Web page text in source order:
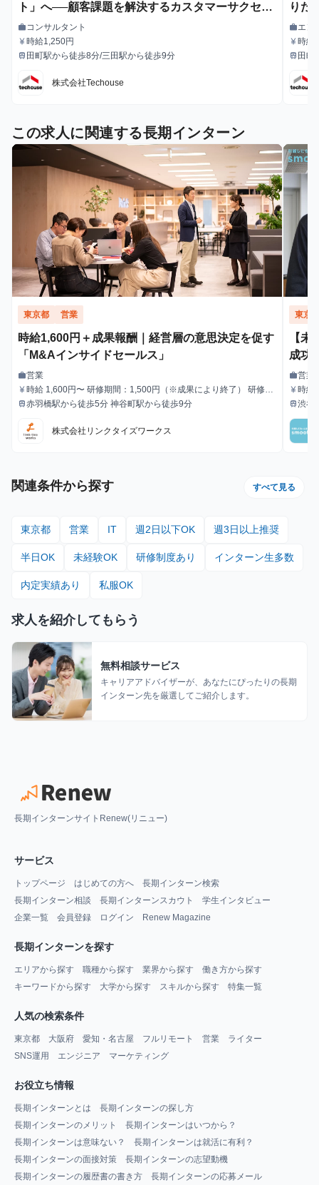
ト」へ──顧客課題を解決するカスタマーサクセス
内定直結型長期インターン - 株式会社Techouse
職種
workコンサルタント
給与
currency_yen 時給1,250円
最寄駅
train 田町駅から徒歩8分/三田駅から徒歩9分
株式会社Techouse
りた
結型
職種
workエン
給与
currency_yen 時給
最寄駅
train 田町
この求人に関連する長期インターン
東京都 営業
時給1,600円＋成果報酬｜経営層の意思決定を促す
「M&Aインサイドセールス」
職種
work営業
給与
currency_yen時給 1,600円〜 研修期間：1,500円（※成果により終了） 研修終
了後：1,600円～ ＼アポ獲得によるインセンティブあり／ 1件〜1
はリセットされます 給与モデル ■月48時間稼働、アポ10件の場
合：176,800円 内訳：48時間×時給1,600円＋10件×インセンティ
最寄駅
train赤羽橋駅から徒歩5分 神谷町駅から徒歩9分
株式会社リンクタイズワークス
東京
【
成功
職種
work営業
給与
currency_yen時給
最寄駅
train渋谷
関連条件から探す すべて見る
東京都 営業 IT 週2日以下OK 週3日以上推奨
半日OK 未経験OK 研修制度あり インターン生多数
内定実績あり 私服OK
求人を紹介してもらう
無料相談サービス
キャリアアドバイザーが、あなたにぴったりの長期
インターン先を厳選してご紹介します。
長期インターンサイトRenew(リニュー)
サービス
トップページ はじめての方へ
長期インターン検索
長期インターン相談
長期インターンスカウト
学生インタビュー
企業一覧
会員登録 ログイン Renew Magazine
長期インターンを探す
エリアから探す 職種から探す 業界から探す
働き方から探す
キーワードから探す
大学から探す スキルから探す 特集一覧
人気の検索条件
東京都 大阪府 愛知・名古屋 フルリモート 営業
ライター
SNS運用
エンジニア マーケティング
お役立ち情報
長期インターンとは
長期インターンの探し方
長期インターンのメリット
長期インターンはいつから？
長期インターンは意味ない？
長期インターンは就活に有利？
長期インターンの面接対策
長期インターンの志望動機
長期インターンの履歴書の書き方
長期インターンの応募メール